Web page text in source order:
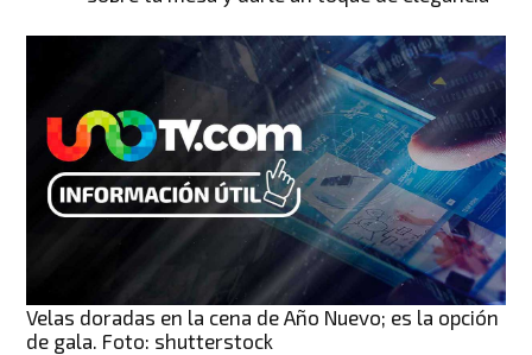
Velas doradas en la cena de Año Nuevo; es la opción
de gala. Foto: shutterstock